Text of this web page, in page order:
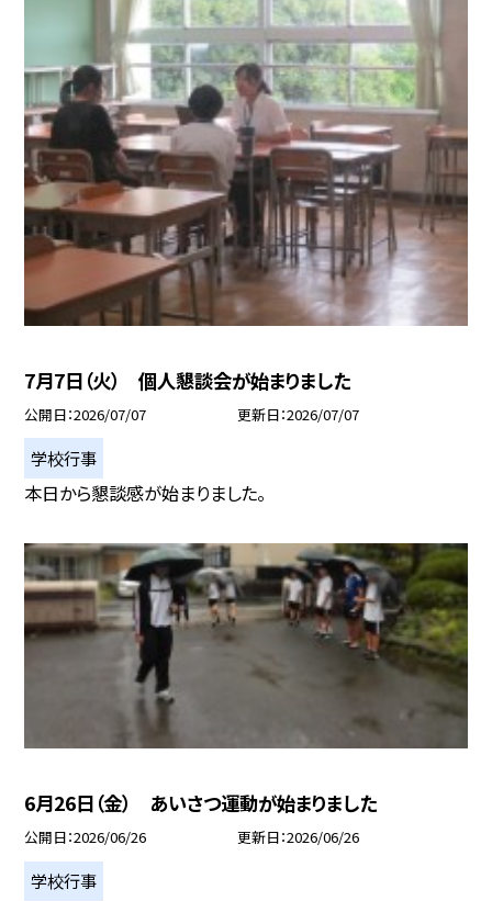
7月7日（火） 個人懇談会が始まりました
公開日 2026/07/07 更新日 2026/07/07
学校行事
本日から懇談感が始まりました。
6月26日（金） あいさつ運動が始まりました
公開日 2026/06/26 更新日 2026/06/26
学校行事